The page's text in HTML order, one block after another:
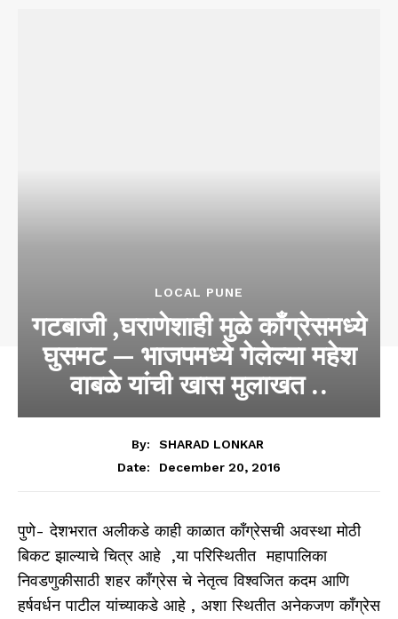
LOCAL PUNE
गटबाजी ,घराणेशाही मुळे काँग्रेसमध्ये
घुसमट — भाजपमध्ये गेलेल्या महेश
वाबळे यांची खास मुलाखत ..
By:
SHARAD LONKAR
Date:
December 20, 2016
पुणे- देशभरात अलीकडे काही काळात कॉंग्रेसची अवस्था मोठी
बिकट झाल्याचे चित्र आहे ,या परिस्थितीत महापालिका
निवडणुकीसाठी शहर काँग्रेस चे नेतृत्व विश्वजित कदम आणि
हर्षवर्धन पाटील यांच्याकडे आहे , अशा स्थितीत अनेकजण काँग्रेस